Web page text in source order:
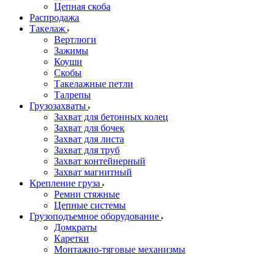
Цепная скоба
Распродажа
Такелаж
Вертлюги
Зажимы
Коуши
Скобы
Такелажные петли
Талрепы
Грузозахваты
Захват для бетонных колец
Захват для бочек
Захват для листа
Захват для труб
Захват контейнерный
Захват магнитный
Крепление груза
Ремни стяжные
Цепные системы
Грузоподъемное оборудование
Домкраты
Каретки
Монтажно-тяговые механизмы